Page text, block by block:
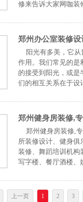
修来告诉大家网咖装
郑州办公室装修
阳光有多美，它从
作用。我们常见的是
的接受到阳光，或是
们的相互关系在于设
郑州健身房装修,
郑州健身房装修,专
所装修设计、健身俱
装修、舞蹈培训机构
写字楼、餐厅酒楼、
上一页 1 2 3